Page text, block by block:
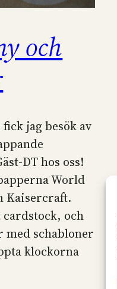
och
jag besök av
DT hos oss!
World
Kaisercraft.
cardstock, och
med schabloner
klockorna